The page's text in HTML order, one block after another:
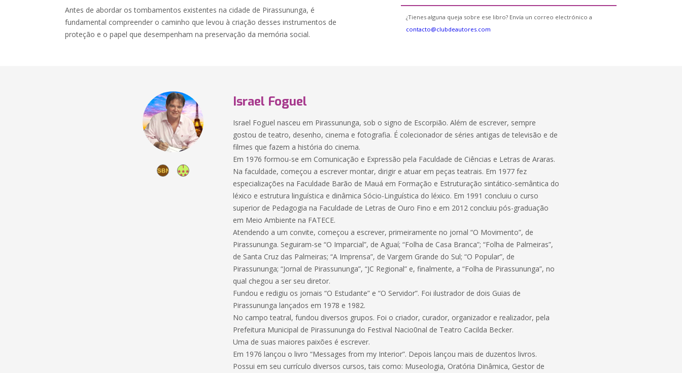
Antes de abordar os tombamentos existentes na cidade de Pirassununga, é
fundamental compreender o caminho que levou à criação desses instrumentos de
proteção e o papel que desempenham na preservação da memória social.
¿Tienes alguna queja sobre ese libro? Envía un correo electrónico a
contacto@clubdeautores.com
Israel Foguel
Israel Foguel nasceu em Pirassununga, sob o signo de Escorpião. Além de escrever, sempre
gostou de teatro, desenho, cinema e fotografia. É colecionador de séries antigas de televisão e de
filmes que fazem a história do cinema.
Em 1976 formou-se em Comunicação e Expressão pela Faculdade de Ciências e Letras de Araras.
Na faculdade, começou a escrever montar, dirigir e atuar em peças teatrais. Em 1977 fez
especializações na Faculdade Barão de Mauá em Formação e Estruturação sintático-semântica do
léxico e estrutura linguística e dinâmica Sócio-Linguística do léxico. Em 1991 concluiu o curso
superior de Pedagogia na Faculdade de Letras de Ouro Fino e em 2012 concluiu pós-graduação
em Meio Ambiente na FATECE.
Atendendo a um convite, começou a escrever, primeiramente no jornal “O Movimento”, de
Pirassununga. Seguiram-se “O Imparcial”, de Aguaí; “Folha de Casa Branca”; “Folha de Palmeiras”,
de Santa Cruz das Palmeiras; “A Imprensa”, de Vargem Grande do Sul; “O Popular”, de
Pirassununga; “Jornal de Pirassununga”, “JC Regional” e, finalmente, a “Folha de Pirassununga”, no
qual chegou a ser seu diretor.
Fundou e redigiu os jornais “O Estudante” e “O Servidor”. Foi ilustrador de dois Guias de
Pirassununga lançados em 1978 e 1982.
No campo teatral, fundou diversos grupos. Foi o criador, curador, organizador e realizador, pela
Prefeitura Municipal de Pirassununga do Festival Nacio0nal de Teatro Cacilda Becker.
Uma de suas maiores paixões é escrever.
Em 1976 lançou o livro “Messages from my Interior”. Depois lançou mais de duzentos livros.
Possui em seu currículo diversos cursos, tais como: Museologia, Oratória Dinâmica, Gestor de